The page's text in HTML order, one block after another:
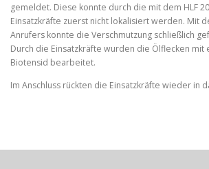
gemeldet. Diese konnte durch die mit dem HLF
Einsatzkräfte zuerst nicht lokalisiert werden. Mit
Anrufers konnte die Verschmutzung schließlich
Durch die Einsatzkräfte wurden die Ölflecken mit
Biotensid bearbeitet.
Im Anschluss rückten die Einsatzkräfte wieder in